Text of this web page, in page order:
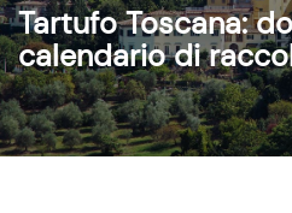
CHI SIAMO
BUY TRUFFLE
EVENTI
BLOG
CHI SIAMO
Tartufo Toscana:
calendario di